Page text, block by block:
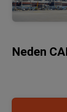
Neden